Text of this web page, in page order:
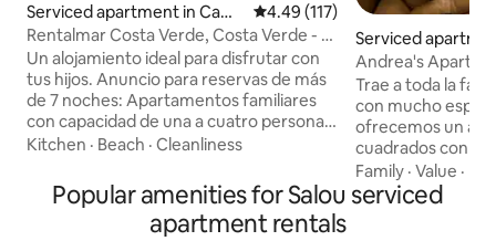
Serviced apartment in Cam
brils
4.49 out of 5 average rating,
4.49 (117)
Rentalmar Costa Verde, Costa Verde - 1
bedroom...
Un alojamiento ideal para disfrutar con
tus hijos. Anuncio para reservas de más
de 7 noches: Apartamentos familiares
con capacidad de una a cuatro personas,
un dormitorio con dos camas
(dos plazas), una cocina americana, un
baño con ducha, televisor de pantalla
plana, y una amplia terraza amueblada
Kitchen · Beach · Cleanliness
Serviced
Andrea's
PortAventura
Trae a toda la
con mucho
ofrecemos un
cuadrados con 2
baño y cocina. El piso está formado por 2
habitaciones
matrimonio 135 y
Family ·Value ·
Popular amenities for Salou serviced
apartment rentals